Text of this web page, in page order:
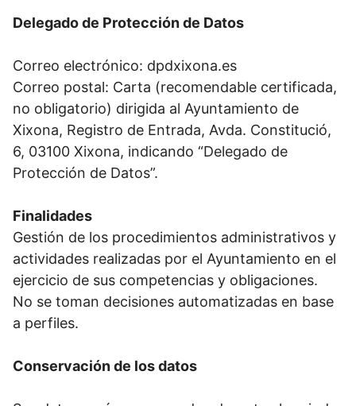
Delegado de Protección de Datos
Correo electrónico: dpdxixona.es
Correo postal: Carta (recomendable certificada,
no obligatorio) dirigida al Ayuntamiento de
Xixona, Registro de Entrada, Avda. Constitució,
6, 03100 Xixona, indicando “Delegado de
Protección de Datos”.
Finalidades
Gestión de los procedimientos administrativos y
actividades realizadas por el Ayuntamiento en el
ejercicio de sus competencias y obligaciones.
No se toman decisiones automatizadas en base
a perfiles.
Conservación de los datos